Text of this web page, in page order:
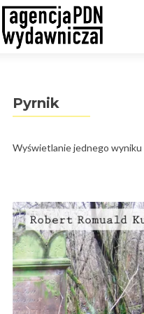
Pyrnik
Wyświetlanie jednego wyniku